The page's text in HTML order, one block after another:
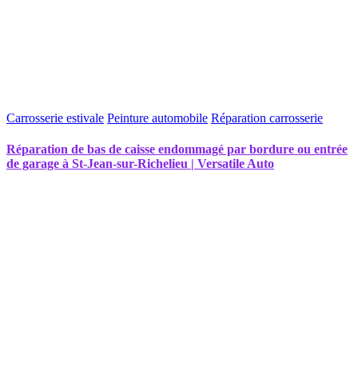
Carrosserie estivale Peinture automobile Réparation carrosserie
Réparation de bas de caisse endommagé par bordure ou entrée
de garage à St-Jean-sur-Richelieu | Versatile Auto